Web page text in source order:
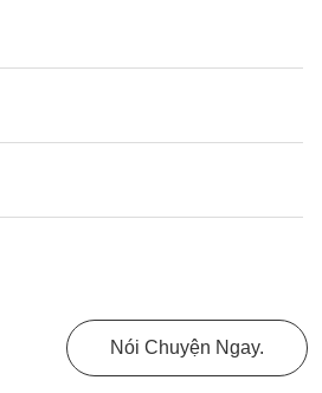
Nói Chuyện Ngay.